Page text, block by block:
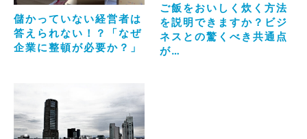
儲かっていない経営者は
答えられない！？「なぜ
企業に整頓が必要か？」
ご飯をおいしく炊く方法
を説明できますか？ビジ
ネスとの驚くべき共通点
が…